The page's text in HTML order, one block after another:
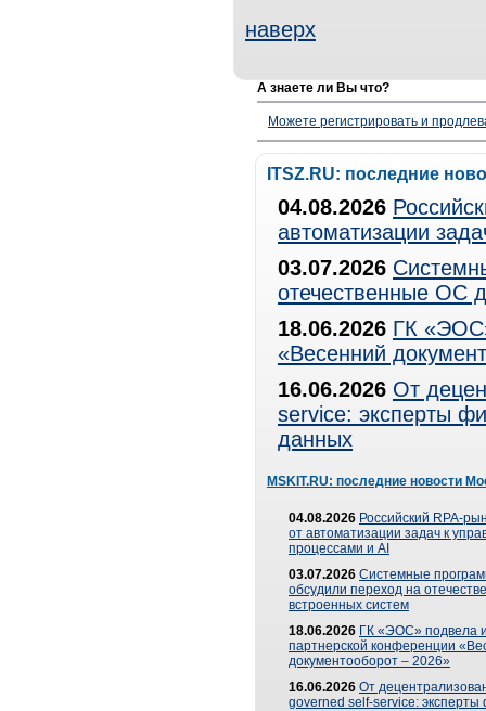
наверх
А знаете ли Вы что?
Можете регистрировать и
ITSZ.RU: последние
04.08.2026
автоматизации
03.07.2026
отечественные ОС
18.06.2026 ГК
«Весенний
16.06.2026 От
service: эксперты
данных
MSKIT.RU: последние новости
04.08.2026 Российский RPA-
от автоматизации задач к
процессами и AI
03.07.2026 Системные
обсудили переход на
встроенных систем
18.06.2026 ГК «ЭОС» подвела
партнерской конференции
документооборот – 2026»
16.06.2026 От
governed self-service: эксперты